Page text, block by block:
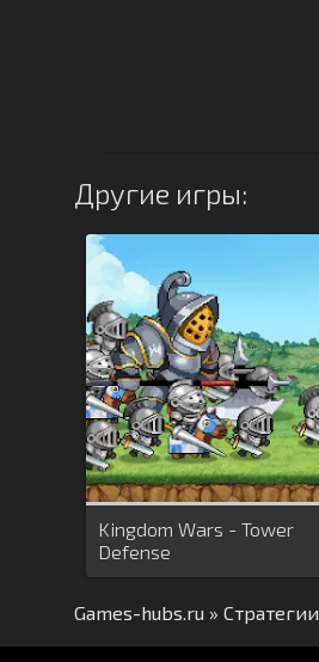
Другие игры:
Kingdom Wars - Tower
Defense
Games-hubs.ru » Стратегии